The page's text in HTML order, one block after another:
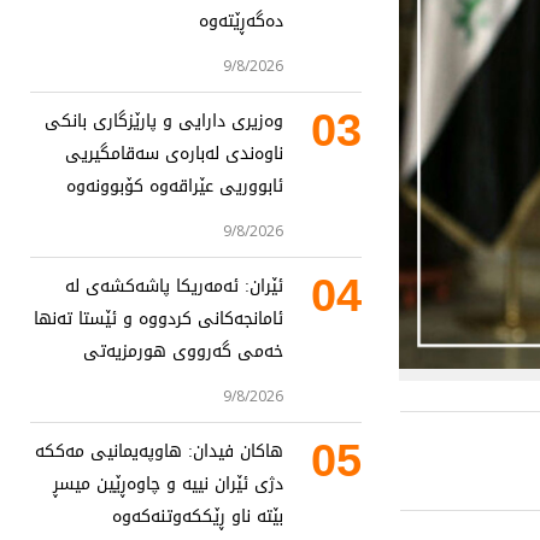
دەگەڕێتەوە
9/8/2026
03
وەزیری دارایی و پارێزگاری بانکی
ناوەندی لەبارەی سەقامگیریی
ئابووریی عێراقەوە کۆبوونەوە
9/8/2026
04
ئێران: ئەمەریکا پاشەکشەی لە
ئامانجەکانی کردووە و ئێستا تەنها
خەمی گەرووی هورمزیەتی
9/8/2026
05
هاکان فیدان: هاوپەیمانیی مەککە
دژی ئێران نییە و چاوەڕێین میسڕ
بێتە ناو ڕێککەوتنەکەوە